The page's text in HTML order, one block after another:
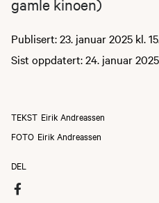
gamle kinoen)
Publisert: 23. januar 2025 kl.
Sist oppdatert: 24. januar 2025
TEKST Eirik Andreassen
FOTO Eirik Andreassen
DEL